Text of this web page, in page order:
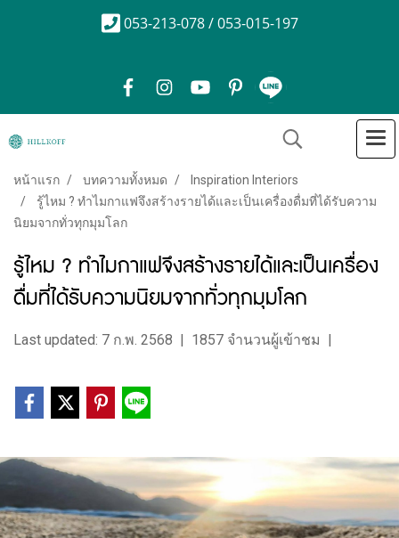
053-213-078 / 053-015-197
หน้าแรก บทความทั้งหมด
Inspiration Interiors
รู้ไหม ? ทำไมกาแฟจึงสร้างรายได้และเป็นเครื่องดื่มที่ได้รับความ
นิยมจากทั่วทุกมุมโลก
รู้ไหม ? ทำไมกาแฟจึงสร้างรายได้และเป็นเครื่อง
ดื่มที่ได้รับความนิยมจากทั่วทุกมุมโลก
Last updated: 7 ก.พ. 2568 | 1857 จำนวนผู้เข้าชม |